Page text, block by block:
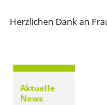
Herzlichen Dank an
Aktuelle
News